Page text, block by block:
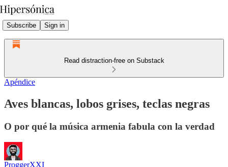
Subscribe Sign in
Read distraction-free on Substack
Apéndice
Aves blancas, lobos grises, teclas negras
O por qué la música armenia fabula con la verdad
ProggerXXI